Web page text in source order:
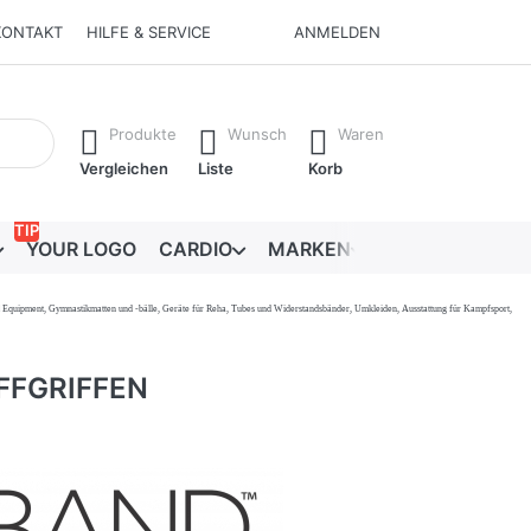
HILFE & SERVICE ANMELDEN
Drücken Sie die Eingabetaste, um alle Ergebnisse
Produkte
Vergleichen
Wunsch
Liste
Waren
Korb
YOUR LOGO
TIP
CARDIO MARKEN
Gymnastikmatten und -bälle, Geräte für Reha, Tubes und Widerstandsbänder, Umkleiden, Ausstattung für Kampfsport,